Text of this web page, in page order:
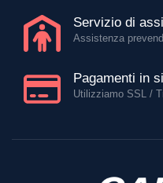
Servizio di
Assistenza
Pagamenti in
Utilizziamo SSL /